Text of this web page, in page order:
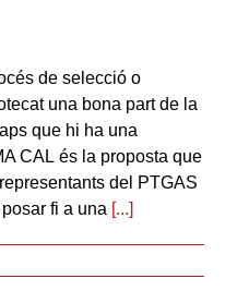
de selecció o
una bona part de la
que hi ha una
CAL és la proposta que
del PTGAS
fi a una [...]